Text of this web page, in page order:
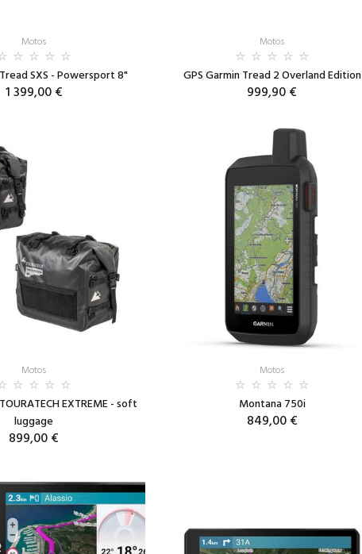
Motos
SXS - Powersport 8"
1 399,00 €
Motos
GPS Garmin Tread 2 Overland Edition
999,90 €
Motos
EXTREME - soft
luggage
899,00 €
Motos
Montana 750i
849,00 €